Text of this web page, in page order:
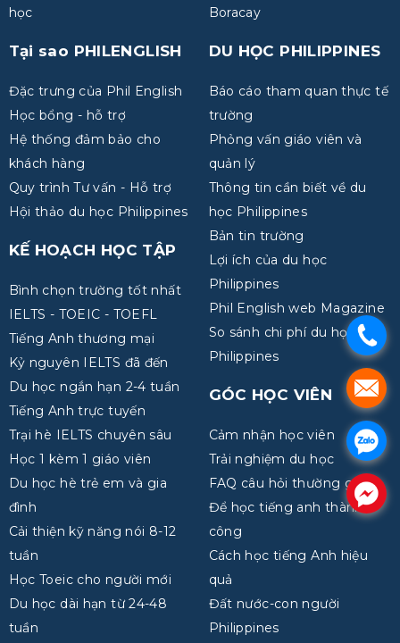
học
Tại sao PHILENGLISH
Đặc trưng của Phil English
Học bổng - hỗ trợ
Hệ thống đảm bảo cho
khách hàng
Quy trình Tư vấn - Hỗ trợ
Hội thảo du học Philippines
KẾ HOẠCH HỌC TẬP
Bình chọn trường tốt nhất
IELTS - TOEIC - TOEFL
Tiếng Anh thương mại
Kỷ nguyên IELTS đã đến
Du học ngắn hạn 2-4 tuần
Tiếng Anh trực tuyến
Trại hè IELTS chuyên sâu
Học 1 kèm 1 giáo viên
Du học hè trẻ em và gia
đình
Cải thiện kỹ năng nói 8-12
tuần
Học Toeic cho người mới
Du học dài hạn từ 24-48
tuần
Boracay
DU HỌC PHILIPPINES
Báo cáo tham quan thực tế
trường
Phỏng vấn giáo viên và
quản lý
Thông tin cần biết về du
học Philippines
Bản tin trường
Lợi ích của du học
Philippines
Phil English web Magazine
So sánh chi phí du học
Philippines
GÓC HỌC VIÊN
Cảm nhận học viên
Trải nghiệm du học
FAQ câu hỏi thường gặp
Để học tiếng anh thành
công
Cách học tiếng Anh hiệu
quả
Đất nước-con người
Philippines
.
.
.
.